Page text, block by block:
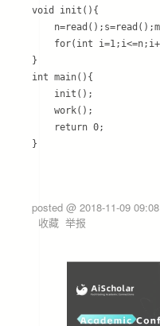
void init(){
}
int main(){
    return 0;
posted @ 2018-11-09 09:08
收藏 举报